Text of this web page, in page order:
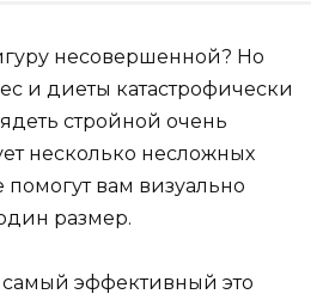
несовершенной? Но
и диеты катастрофически
стройной очень
несколько несложных
вам визуально
размер.
эффективный это